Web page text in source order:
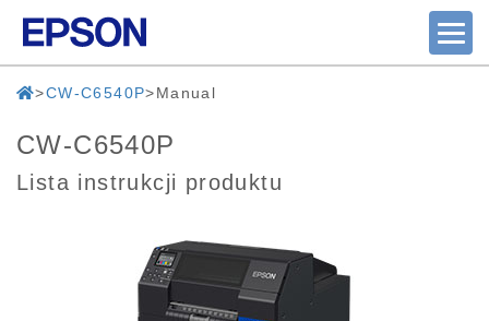
CW-C6540P Manual
CW-C6540P
Lista instrukcji produktu